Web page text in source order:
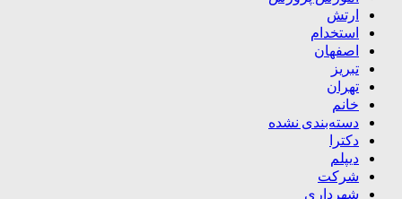
ارتش
استخدام
اصفهان
تبریز
تهران
خانم
دسته‌بندی نشده
دکترا
دیپلم
شرکت
شهرداری